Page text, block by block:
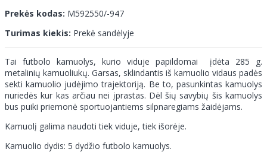
Prekės kodas: M592550/-947
Turimas kiekis: Prekė sandėlyje
Tai futbolo kamuolys, kurio viduje papildomai įdėta 285 g.
metalinių kamuoliukų. Garsas, sklindantis iš kamuolio vidaus padės
sekti kamuolio judėjimo trajektoriją. Be to, pasunkintas kamuolys
nuriedės kur kas arčiau nei įprastas. Dėl šių savybių šis kamuolys
bus puiki priemonė sportuojantiems silpnaregiams žaidėjams.
Kamuolį galima naudoti tiek viduje, tiek išorėje.
Kamuolio dydis: 5 dydžio futbolo kamuolys.